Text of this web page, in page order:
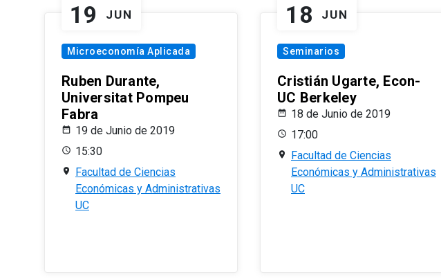
19 JUN
Microeconomía Aplicada
Ruben Durante,
Universitat Pompeu
Fabra
19 de Junio de 2019
15:30
Facultad de Ciencias
Económicas y Administrativas
UC
18 JUN
Seminarios
Cristián Ugarte, Econ-
UC Berkeley
18 de Junio de 2019
17:00
Facultad de Ciencias
Económicas y Administrativas
UC